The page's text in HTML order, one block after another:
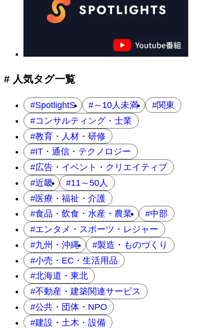
# 人気タグ一覧
SpotlightS ～10人未満
関東
コンサルティング・士業
教育・人材・研修
IT・通信・テクノロジー
広告・イベント・クリエイティブ
近畿
11～50人
医療・福祉・介護
食品・飲食・水産・農業
中部
エンタメ・スポーツ・レジャー
九州・沖縄
製造・ものづくり
小売・EC・生活用品
北海道・東北
不動産・建築関連サービス
公共・団体・NPO
建設・土木・設備